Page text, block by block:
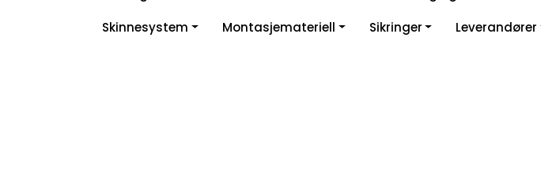
Skinnesystem
Montasjemateriell Sikringer Leverandører